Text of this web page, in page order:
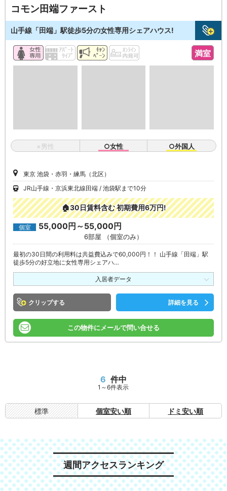
コモン田端ファースト
山手線「田端」駅徒歩5分の女性専用シェアハウス!
満室
×男性 ○女性 ○外国人
東京 池袋・赤羽・練馬（北区）
JR山手線・京浜東北線田端
池袋駅まで10分
🏠30日賃料含む 初期費用6万円!
個室 55,000円～55,000円
6部屋 （個室のみ）
最初の30日間の利用料は共益費込みで60,000円！！ 山手線「田端」駅
徒歩5分の好立地に女性専用シェアハ…
入居者データ
クリップ 詳細を見る
この物件にメールで問い合せる
6 件中
1～6件表示
標準 個室安い順 ドミ安い順
週間アクセスランキング